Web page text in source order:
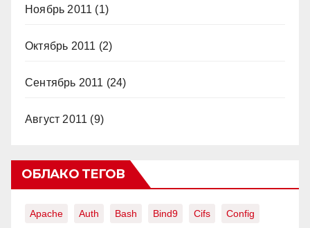
Ноябрь 2011 (1)
Октябрь 2011 (2)
Сентябрь 2011 (24)
Август 2011 (9)
ОБЛАКО ТЕГОВ
Apache Auth Bash Bind9 Cifs Config